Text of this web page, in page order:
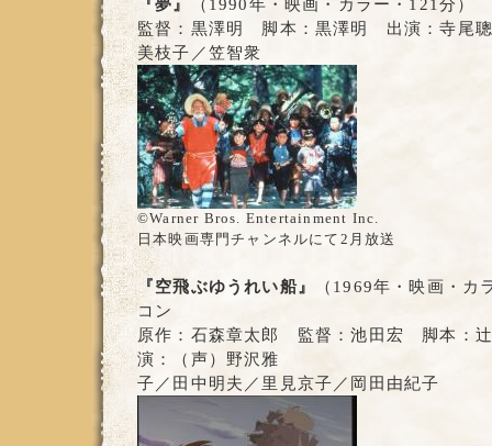
『夢』
（1990年・映画・カラー・121分）
監督：黒澤明 脚本：黒澤明 出演：寺尾聰
美枝子／笠智衆
©Warner Bros. Entertainment Inc.
日本映画専門チャンネルにて2月放送
『空飛ぶゆうれい船』
（1969年・映画・
コン
原作：石森章太郎 監督：池田宏 脚本：
演：（声）野沢雅
子／田中明夫／里見京子／岡田由紀子